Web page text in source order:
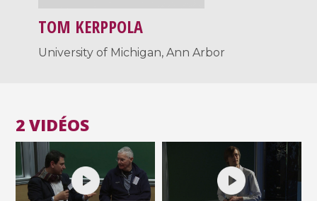
TOM KERPPOLA
University of Michigan, Ann Arbor
2 VIDÉOS